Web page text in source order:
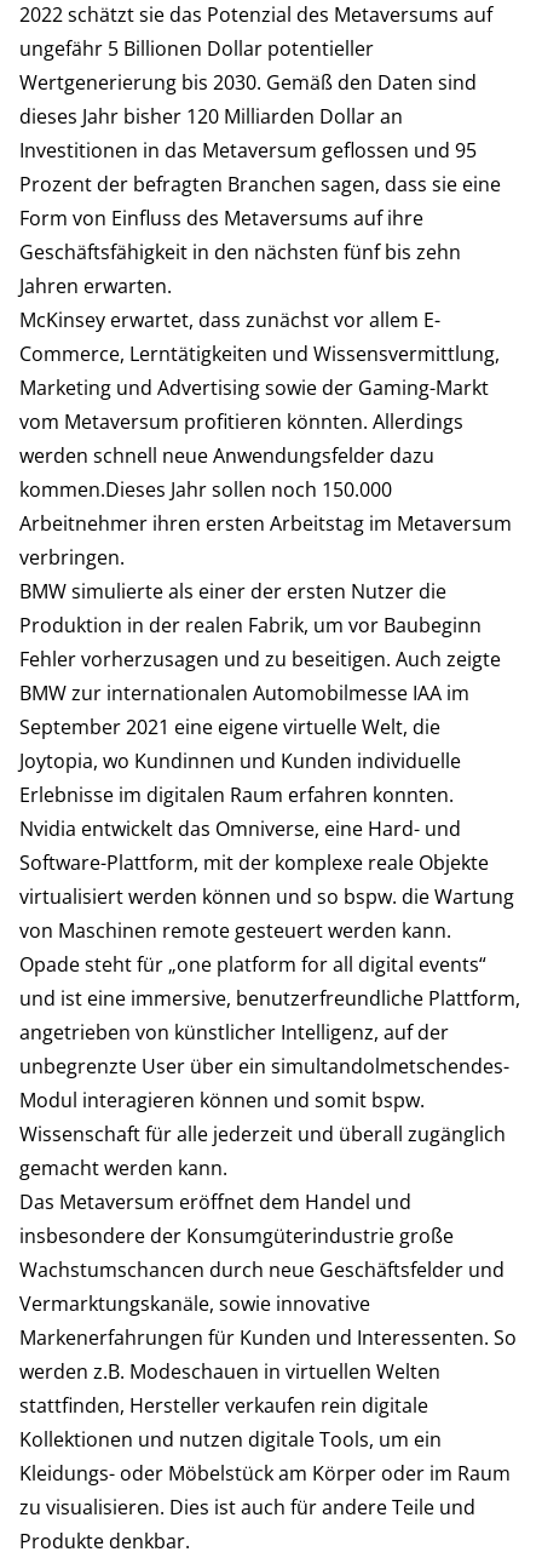
2022 schätzt sie das Potenzial des Metaversums auf
ungefähr 5 Billionen Dollar potentieller
Wertgenerierung bis 2030. Gemäß den Daten sind
dieses Jahr bisher 120 Milliarden Dollar an
Investitionen in das Metaversum geflossen und 95
Prozent der befragten Branchen sagen, dass sie eine
Form von Einfluss des Metaversums auf ihre
Geschäftsfähigkeit in den nächsten fünf bis zehn
Jahren erwarten.
McKinsey erwartet, dass zunächst vor allem E-
Commerce, Lerntätigkeiten und Wissensvermittlung,
Marketing und Advertising sowie der Gaming-Markt
vom Metaversum profitieren könnten. Allerdings
werden schnell neue Anwendungsfelder dazu
kommen.Dieses Jahr sollen noch 150.000
Arbeitnehmer ihren ersten Arbeitstag im Metaversum
verbringen.
BMW simulierte als einer der ersten Nutzer die
Produktion in der realen Fabrik, um vor Baubeginn
Fehler vorherzusagen und zu beseitigen. Auch zeigte
BMW zur internationalen Automobilmesse IAA im
September 2021 eine eigene virtuelle Welt, die
Joytopia, wo Kundinnen und Kunden individuelle
Erlebnisse im digitalen Raum erfahren konnten.
Nvidia entwickelt das Omniverse, eine Hard- und
Software-Plattform, mit der komplexe reale Objekte
virtualisiert werden können und so bspw. die Wartung
von Maschinen remote gesteuert werden kann.
Opade steht für „one platform for all digital events“
und ist eine immersive, benutzerfreundliche Plattform,
angetrieben von künstlicher Intelligenz, auf der
unbegrenzte User über ein simultandolmetschendes-
Modul interagieren können und somit bspw.
Wissenschaft für alle jederzeit und überall zugänglich
gemacht werden kann.
Das Metaversum eröffnet dem Handel und
insbesondere der Konsumgüterindustrie große
Wachstumschancen durch neue Geschäftsfelder und
Vermarktungskanäle, sowie innovative
Markenerfahrungen für Kunden und Interessenten. So
werden z.B. Modeschauen in virtuellen Welten
stattfinden, Hersteller verkaufen rein digitale
Kollektionen und nutzen digitale Tools, um ein
Kleidungs- oder Möbelstück am Körper oder im Raum
zu visualisieren. Dies ist auch für andere Teile und
Produkte denkbar.